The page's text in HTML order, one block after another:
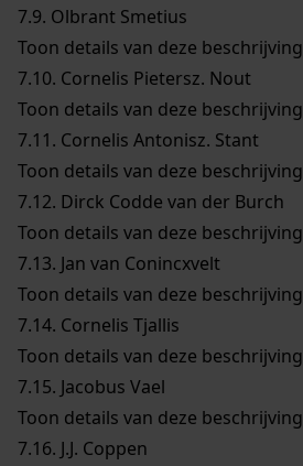
7.9. Olbrant Smetius
Toon details van deze beschrijving
7.10. Cornelis Pietersz. Nout
Toon details van deze beschrijving
7.11. Cornelis Antonisz. Stant
Toon details van deze beschrijving
7.12. Dirck Codde van der Burch
Toon details van deze beschrijving
7.13. Jan van Conincxvelt
Toon details van deze beschrijving
7.14. Cornelis Tjallis
Toon details van deze beschrijving
7.15. Jacobus Vael
Toon details van deze beschrijving
7.16. J.J. Coppen